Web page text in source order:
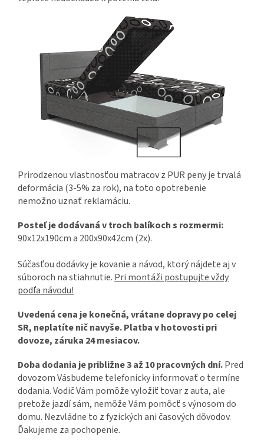
Prirodzenou vlastnosťou matracov z PUR peny je trvalá
deformácia (3-5% za rok), na toto opotrebenie
nemožno uznať reklamáciu.
Posteľ je dodávaná v troch balíkoch s rozmermi:
90x12x190cm a 200x90x42cm (2x).
Súčasťou dodávky je kovanie a návod, ktorýnájdete aj v
súboroch na stiahnutie. Pri montáži postupujte vždy
podľa návodu!
Uvedená cena je konečná, vrátane dopravy po celej
SR, neplatíte nič navyše. Platba v hotovosti pri
dovoze, záruka 24 mesiacov.
Doba dodania je približne 3 až 10 pracovných dní.Pred
dovozom Vásbudeme telefonicky informovať o termíne
dodania. Vodič Vám pomôže vyložiť tovar z auta, ale
pretože jazdí sám, nemôže Vám pomôcť s výnosom do
domu. Nezvládne to z fyzických ani časových dôvodov.
Ďakujeme za pochopenie.